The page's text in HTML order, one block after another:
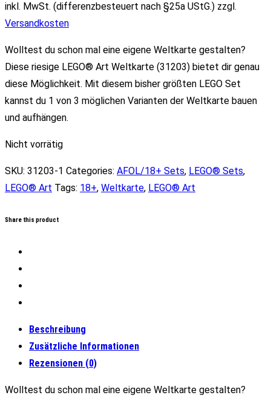
inkl. MwSt. (differenzbesteuert nach §25a UStG.) zzgl.
Versandkosten
Wolltest du schon mal eine eigene Weltkarte gestalten?
Diese riesige LEGO® Art Weltkarte (31203) bietet dir genau
diese Möglichkeit. Mit diesem bisher größten LEGO Set
kannst du 1 von 3 möglichen Varianten der Weltkarte bauen
und aufhängen.
Nicht vorrätig
SKU: 31203-1 Categories: AFOL/18+ Sets, LEGO® Sets,
LEGO® Art Tags: 18+, Weltkarte, LEGO® Art
Share this product
Beschreibung
Zusätzliche Informationen
Rezensionen (0)
Wolltest du schon mal eine eigene Weltkarte gestalten?